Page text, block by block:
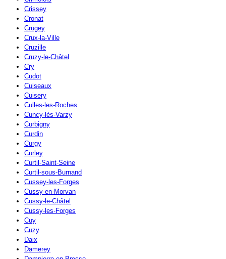
Crissey
Cronat
Crugey
Crux-la-Ville
Cruzille
Cruzy-le-Châtel
Cry
Cudot
Cuiseaux
Cuisery
Culles-les-Roches
Cuncy-lès-Varzy
Curbigny
Curdin
Curgy
Curley
Curtil-Saint-Seine
Curtil-sous-Burnand
Cussey-les-Forges
Cussy-en-Morvan
Cussy-le-Châtel
Cussy-les-Forges
Cuy
Cuzy
Daix
Damerey